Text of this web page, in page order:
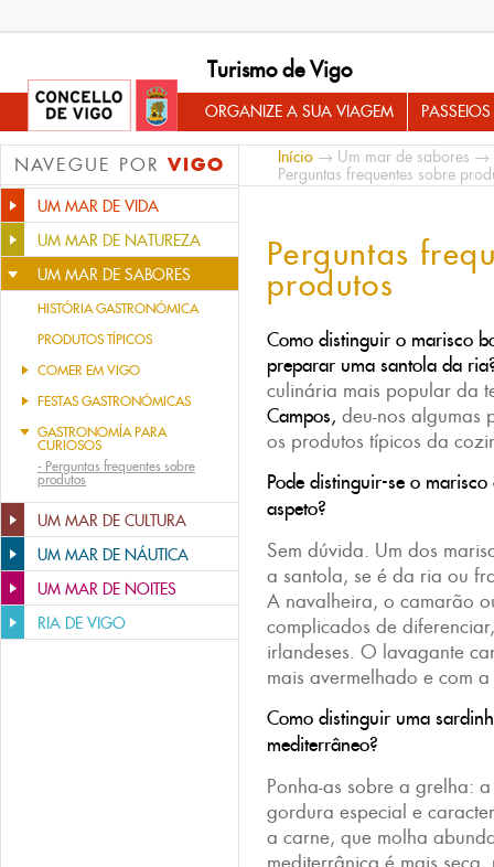
Turismo de Vigo
ORGANIZE A SUA VIAGEM
NAVEGUE POR VIGO
UM MAR DE VIDA
UM MAR DE NATUREZA
UM MAR DE SABORES
HISTÓRIA GASTRONÓMICA
PRODUTOS TÍPICOS
COMER EM VIGO
FESTAS GASTRONÓMICAS
GASTRONOMÍA PARA
CURIOSOS
- Perguntas frequentes sobre
produtos
UM MAR DE CULTURA
UM MAR DE NÁUTICA
UM MAR DE NOITES
RIA DE VIGO
Início → Um mar de sabores →
Perguntas frequentes sobre
Perguntas
produtos
Como distinguir o marisco
preparar uma santola da
culinária mais popular da
Campos, deu-nos algumas
os produtos típicos da
Pode distinguir-se o
aspeto?
Sem dúvida. Um dos
a santola, se é da ria ou
A navalheira, o camarão
complicados de
irlandeses. O lavagante
mais avermelhado e com
Como distinguir uma
mediterrâneo?
Ponha-as sobre a grelha:
gordura especial e
a carne, que molha